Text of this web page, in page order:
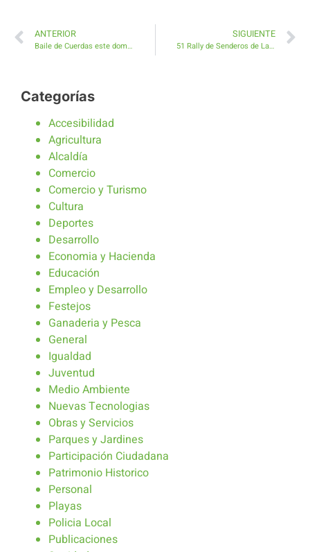
ANTERIOR
Baile de Cuerdas este domingo en el Centro de Mayores de Antigua
SIGUIENTE
51 Rally de Senderos de La Palma los dos únicos copilotos de la isla majorera son de Antigua
Categorías
Accesibilidad
Agricultura
Alcaldía
Comercio
Comercio y Turismo
Cultura
Deportes
Desarrollo
Economia y Hacienda
Educación
Empleo y Desarrollo
Festejos
Ganaderia y Pesca
General
Igualdad
Juventud
Medio Ambiente
Nuevas Tecnologias
Obras y Servicios
Parques y Jardines
Participación Ciudadana
Patrimonio Historico
Personal
Playas
Policia Local
Publicaciones